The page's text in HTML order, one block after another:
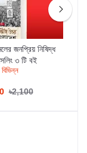
জনপ্রিয় নিষিদ্ধ
৩ টি বই
বিভিন্ন
৳2,100